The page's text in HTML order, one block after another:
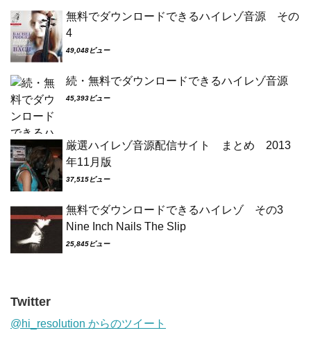
無料でダウンロードできるハイレゾ音源 その
4
49,048ビュー
続・無料でダウンロードできるハイレゾ音源
45,393ビュー
厳選ハイレゾ音源配信サイト まとめ 2013
年11月版
37,515ビュー
無料でダウンロードできるハイレゾ その3
Nine Inch Nails The Slip
25,845ビュー
Twitter
@hi_resolution からのツイート